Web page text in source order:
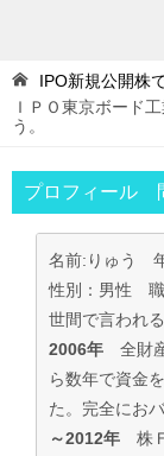
IPO新規公開株
ＩＰＯ東京ボード
う。
プロフィール
名前:りゅう
性別：男性 職
世間で言われ
2006年 全財
ら数年で資金
た。完全におバ
～2012年 株